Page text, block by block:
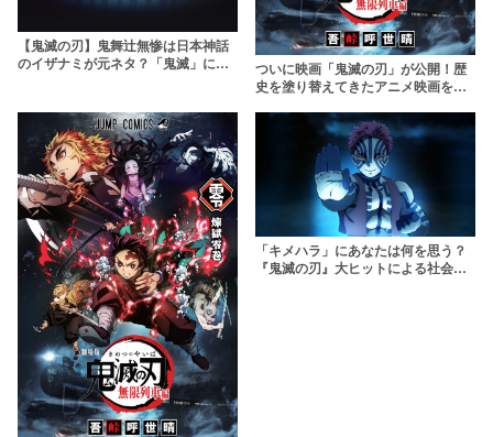
【鬼滅の刃】鬼舞辻無惨は日本神話
のイザナミが元ネタ？「鬼滅」に隠
ついに映画「鬼滅の刃」が公開！歴
史を塗り替えてきたアニメ映画を振
「キメハラ」にあなたは何を思う？
『鬼滅の刃』大ヒットによる社会問